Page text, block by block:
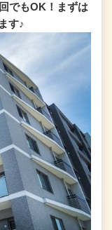
でもOK！まずは
す♪